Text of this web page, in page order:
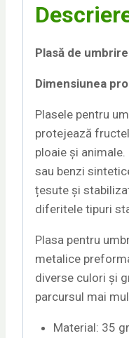
Plasă de
Dimensiunea
Plasele pentru
protejează
ploaie și
sau benzi
țesute și
diferitele tipuri
Plasa pentru
metalice
diverse culori și
parcursul mai
Material: 35